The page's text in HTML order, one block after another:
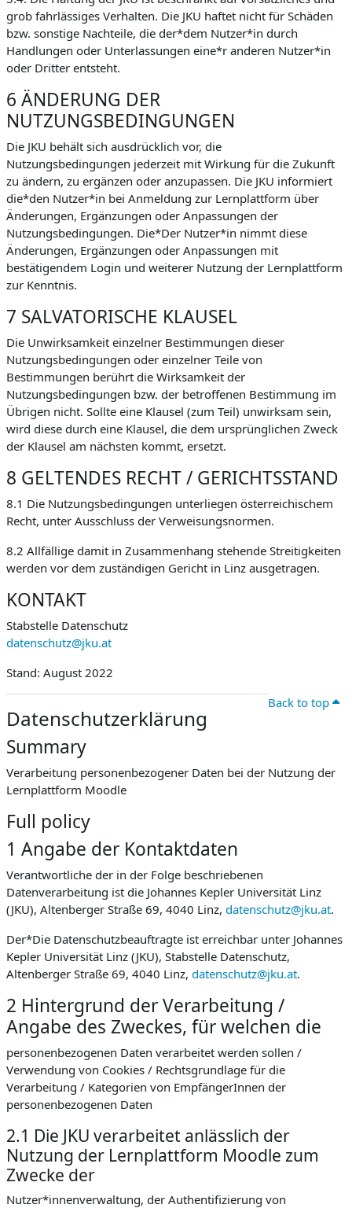
grob fahrlässiges Verhalten. Die JKU haftet nicht für Schäden
bzw. sonstige Nachteile, die der*dem Nutzer*in durch
Handlungen oder Unterlassungen eine*r anderen Nutzer*in
oder Dritter entsteht.
6 ÄNDERUNG DER
NUTZUNGSBEDINGUNGEN
Die JKU behält sich ausdrücklich vor, die
Nutzungsbedingungen jederzeit mit Wirkung für die Zukunft
zu ändern, zu ergänzen oder anzupassen. Die JKU informiert
die*den Nutzer*in bei Anmeldung zur Lernplattform über
Änderungen, Ergänzungen oder Anpassungen der
Nutzungsbedingungen. Die*Der Nutzer*in nimmt diese
Änderungen, Ergänzungen oder Anpassungen mit
bestätigendem Login und weiterer Nutzung der Lernplattform
zur Kenntnis.
7 SALVATORISCHE KLAUSEL
Die Unwirksamkeit einzelner Bestimmungen dieser
Nutzungsbedingungen oder einzelner Teile von
Bestimmungen berührt die Wirksamkeit der
Nutzungsbedingungen bzw. der betroffenen Bestimmung im
Übrigen nicht. Sollte eine Klausel (zum Teil) unwirksam sein,
wird diese durch eine Klausel, die dem ursprünglichen Zweck
der Klausel am nächsten kommt, ersetzt.
8 GELTENDES RECHT / GERICHTSSTAND
8.1 Die Nutzungsbedingungen unterliegen österreichischem
Recht, unter Ausschluss der Verweisungsnormen.
8.2 Allfällige damit in Zusammenhang stehende Streitigkeiten
werden vor dem zuständigen Gericht in Linz ausgetragen.
KONTAKT
Stabstelle Datenschutz
datenschutz@jku.at
Stand: August 2022
Back to top
Datenschutzerklärung
Summary
Verarbeitung personenbezogener Daten bei der Nutzung der
Lernplattform Moodle
Full policy
1 Angabe der Kontaktdaten
Verantwortliche der in der Folge beschriebenen
Datenverarbeitung ist die Johannes Kepler Universität Linz
(JKU), Altenberger Straße 69, 4040 Linz, datenschutz@jku.at.
Der*Die Datenschutzbeauftragte ist erreichbar unter Johannes
Kepler Universität Linz (JKU), Stabstelle Datenschutz,
Altenberger Straße 69, 4040 Linz, datenschutz@jku.at.
2 Hintergrund der Verarbeitung /
Angabe des Zweckes, für welchen die
personenbezogenen Daten verarbeitet werden sollen /
Verwendung von Cookies / Rechtsgrundlage für die
Verarbeitung / Kategorien von EmpfängerInnen der
personenbezogenen Daten
2.1 Die JKU verarbeitet anlässlich der
Nutzung der Lernplattform Moodle zum
Zwecke der
Nutzer*innenverwaltung, der Authentifizierung von